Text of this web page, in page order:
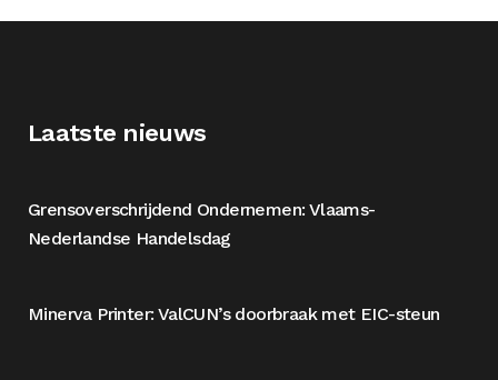
Laatste nieuws
Grensoverschrijdend Ondernemen: Vlaams-
Nederlandse Handelsdag
Minerva Printer: ValCUN’s doorbraak met EIC-steun